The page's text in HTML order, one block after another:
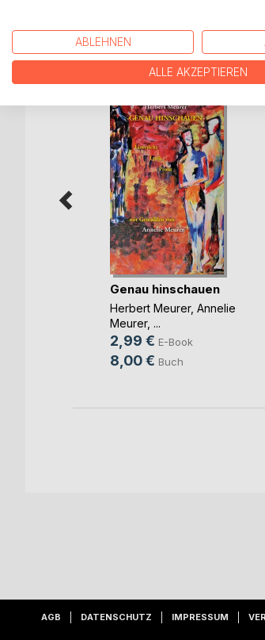
WEITERE
Genau hinschauen
Herbert Meurer, Annelie
Meurer, ...
2,99 € E-Book
8,00 € Buch
AGB DATENSCHUTZ IMPRESSUM
ABLEHNEN
ALLE AKZEPTIEREN